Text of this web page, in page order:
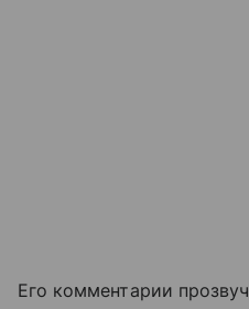
Его комментарии